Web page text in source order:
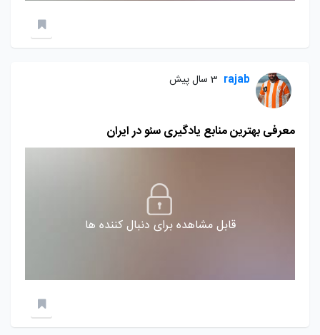
rajab 3 سال پیش
معرفی بهترین منابع یادگیری سئو در ایران
قابل مشاهده برای دنبال کننده ها